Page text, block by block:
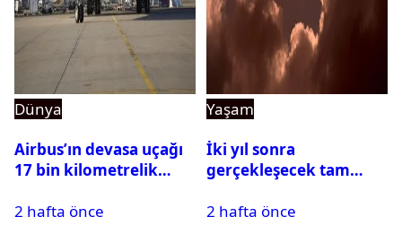
Dünya
Airbus’ın devasa uçağı
17 bin kilometrelik
tamamladı
2 hafta önce
Yaşam
İki yıl sonra
gerçekleşecek tam
oteller şimdiden doldu
2 hafta önce